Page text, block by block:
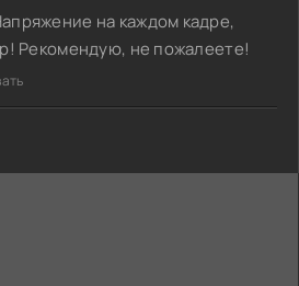
на каждом кадре,
Рекомендую, не пожалеете!